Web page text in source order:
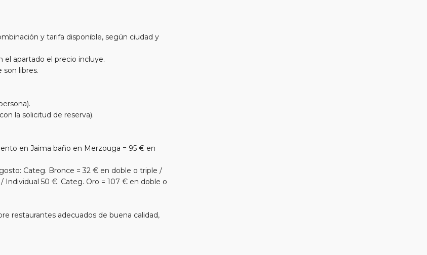
y tarifa disponible, según ciudad y
el apartado el precio incluye.
son libres.
la solicitud de reserva).
en Jaima baño en Merzouga = 95 € en
Categ. Bronce = 32 € en doble o triple /
Individual 50 €. Categ. Oro = 107 € en doble o
restaurantes adecuados de buena calidad,